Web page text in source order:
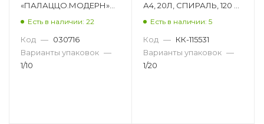
«ПАЛАЦЦО.МОДЕРН»
Есть в наличии: 22
Код — 030716
Варианты упаковок —
1/10
А4, 20Л, СПИРАЛЬ, 120 Г/
Есть в наличии: 5
Код — КК-115531
Варианты упаковок —
1/20